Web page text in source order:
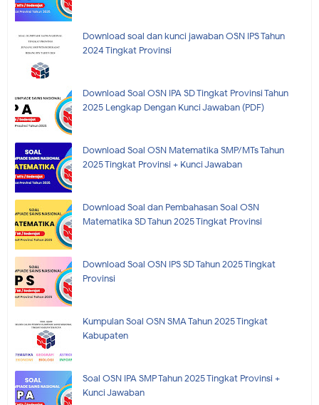
Download soal dan kunci jawaban OSN IPS Tahun
2024 Tingkat Provinsi
Download Soal OSN IPA SD Tingkat Provinsi Tahun
2025 Lengkap Dengan Kunci Jawaban (PDF)
Download Soal OSN Matematika SMP/MTs Tahun
2025 Tingkat Provinsi + Kunci Jawaban
Download Soal dan Pembahasan Soal OSN
Matematika SD Tahun 2025 Tingkat Provinsi
Download Soal OSN IPS SD Tahun 2025 Tingkat
Provinsi
Kumpulan Soal OSN SMA Tahun 2025 Tingkat
Kabupaten
Soal OSN IPA SMP Tahun 2025 Tingkat Provinsi +
Kunci Jawaban